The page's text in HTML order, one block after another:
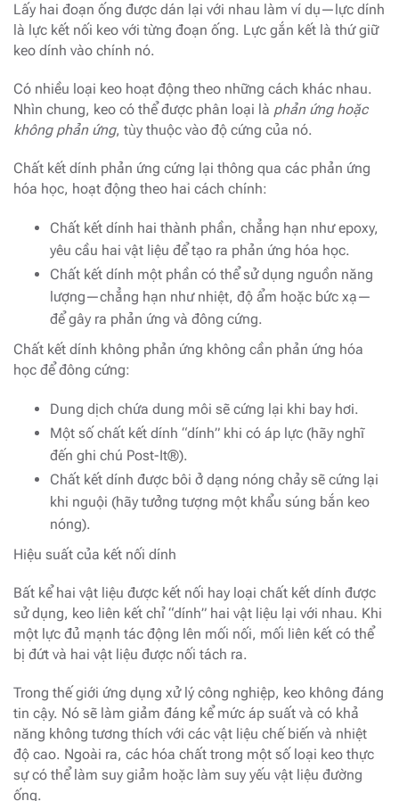
Lấy hai đoạn ống được dán lại với nhau làm ví dụ—lực dính
là lực kết nối keo với từng đoạn ống. Lực gắn kết là thứ giữ
keo dính vào chính nó.
Có nhiều loại keo hoạt động theo những cách khác nhau.
Nhìn chung, keo có thể được phân loại là phản ứng hoặc
không phản ứng, tùy thuộc vào độ cứng của nó.
Chất kết dính phản ứng cứng lại thông qua các phản ứng
hóa học, hoạt động theo hai cách chính:
Chất kết dính hai thành phần, chẳng hạn như epoxy,
yêu cầu hai vật liệu để tạo ra phản ứng hóa học.
Chất kết dính một phần có thể sử dụng nguồn năng
lượng—chẳng hạn như nhiệt, độ ẩm hoặc bức xạ—
để gây ra phản ứng và đông cứng.
Chất kết dính không phản ứng không cần phản ứng hóa
học để đông cứng:
Dung dịch chứa dung môi sẽ cứng lại khi bay hơi.
Một số chất kết dính “dính” khi có áp lực (hãy nghĩ
đến ghi chú Post-It®).
Chất kết dính được bôi ở dạng nóng chảy sẽ cứng lại
khi nguội (hãy tưởng tượng một khẩu súng bắn keo
nóng).
Hiệu suất của kết nối dính
Bất kể hai vật liệu được kết nối hay loại chất kết dính được
sử dụng, keo liên kết chỉ “dính” hai vật liệu lại với nhau. Khi
một lực đủ mạnh tác động lên mối nối, mối liên kết có thể
bị đứt và hai vật liệu được nối tách ra.
Trong thế giới ứng dụng xử lý công nghiệp, keo không đáng
tin cậy. Nó sẽ làm giảm đáng kể mức áp suất và có khả
năng không tương thích với các vật liệu chế biến và nhiệt
độ cao. Ngoài ra, các hóa chất trong một số loại keo thực
sự có thể làm suy giảm hoặc làm suy yếu vật liệu đường
ống.